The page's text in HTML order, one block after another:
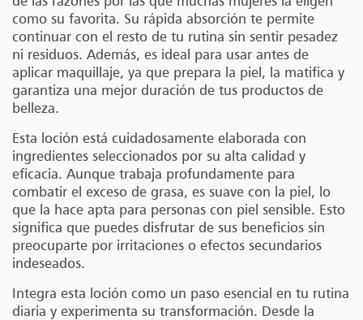
como su favorita. Su rápida absorción te permite
continuar con el resto de tu rutina sin sentir pesadez
ni residuos. Además, es ideal para usar antes de
aplicar maquillaje, ya que prepara la piel, la matifica y
garantiza una mejor duración de tus productos de
belleza.
Esta loción está cuidadosamente elaborada con
ingredientes seleccionados por su alta calidad y
eficacia. Aunque trabaja profundamente para
combatir el exceso de grasa, es suave con la piel, lo
que la hace apta para personas con piel sensible. Esto
significa que puedes disfrutar de sus beneficios sin
preocuparte por irritaciones o efectos secundarios
indeseados.
Integra esta loción como un paso esencial en tu rutina
diaria y experimenta su transformación. Desde la